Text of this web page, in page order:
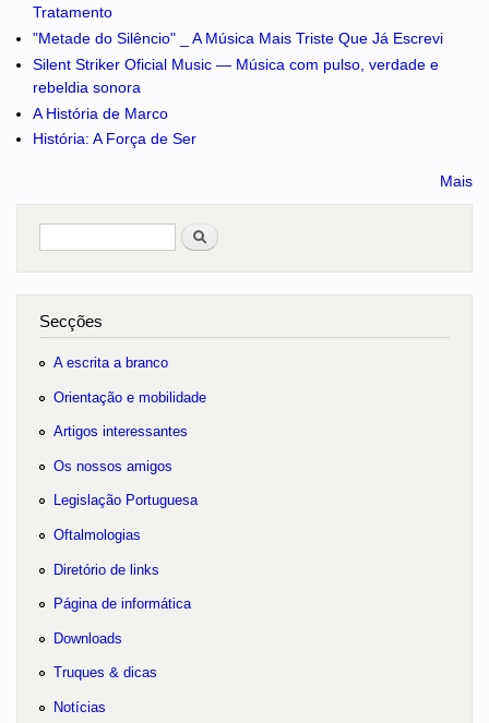
Tratamento
"Metade do Silêncio" _ A Música Mais Triste Que Já Escrevi
Silent Striker Oficial Music — Música com pulso, verdade e
rebeldia sonora
A História de Marco
História: A Força de Ser
Mais
Pesquisar
Secções
A escrita a branco
Orientação e mobilidade
Artigos interessantes
Os nossos amigos
Legislação Portuguesa
Oftalmologias
Diretório de links
Página de informática
Downloads
Truques & dicas
Notícias